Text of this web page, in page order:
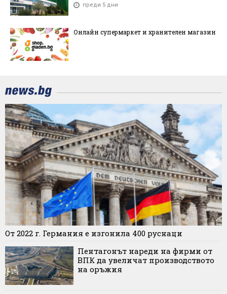
преди 5 дни
Онлайн супермаркет и хранителен магазин
От 2022 г. Германия е изгонила 400 руснаци
Пентагонът нареди на фирми от
ВПК да увеличат производството
на оръжия